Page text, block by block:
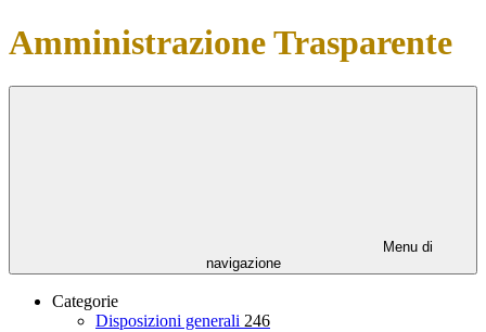
Amministrazione Trasparente
Menu di
navigazione
Categorie
Disposizioni generali 246